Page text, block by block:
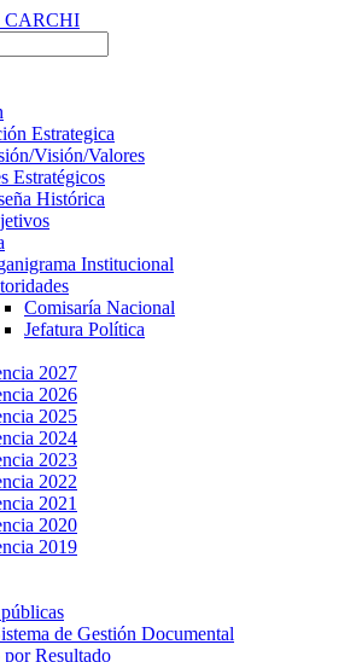
CARCHI
Estrategica
Visión/Valores
Estratégicos
Histórica
Institucional
Comisaría Nacional
Jefatura Política
2027
2026
2025
2024
2023
2022
2021
2020
2019
de Gestión Documental
Resultado